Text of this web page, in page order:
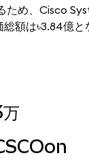
ため、Cisco
額は৳3.84億と